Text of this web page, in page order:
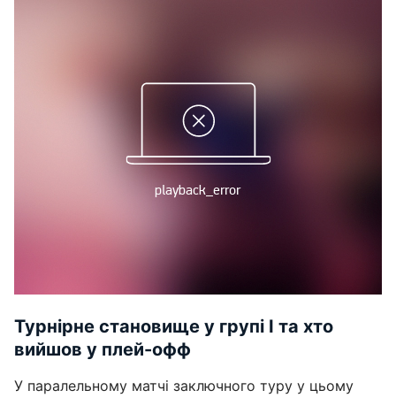
Турнірне становище у групі І та хто
вийшов у плей-офф
У паралельному матчі заключного туру у цьому